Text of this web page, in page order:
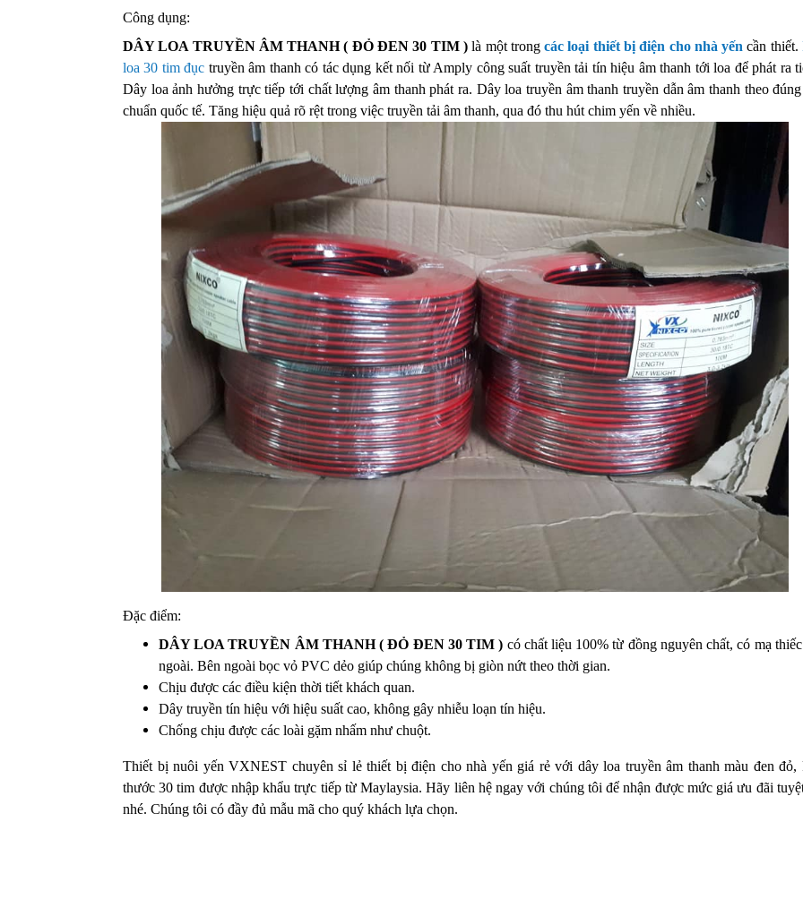
Công dụng:
DÂY LOA TRUYỀN ÂM THANH ( ĐỎ ĐEN 30 TIM )là một trongcác loại thiết bị điện cho nhà yến cần thiết.
loa 30 tim đục truyền âm thanh có tác dụng kết nối từ Amply công suất truyền tải tín hiệu âm thanh tới loa để phát ra
Dây loa ảnh hưởng trực tiếp tới chất lượng âm thanh phát ra. Dây loa truyền âm thanh truyền dẫn âm thanh theo
chuẩn quốc tế. Tăng hiệu quả rõ rệt trong việc truyền tải âm thanh, qua đó thu hút chim yến về nhiều.
Đặc điểm:
DÂY LOA TRUYỀN ÂM THANH ( ĐỎ ĐEN 30 TIM ) có chất liệu 100% từ đồng nguyên chất, có mạ
ngoài. Bên ngoài bọc vỏ PVC dẻo giúp chúng không bị giòn nứt theo thời gian.
Chịu được các điều kiện thời tiết khách quan.
Dây truyền tín hiệu với hiệu suất cao, không gây nhiễu loạn tín hiệu.
Chống chịu được các loài gặm nhấm như chuột.
Thiết bị nuôi yến VXNEST chuyên sỉ lẻ thiết bị điện cho nhà yến giá rẻ với dây loa truyền âm thanh màu đen đỏ,
thước 30 tim được nhập khẩu trực tiếp từ Maylaysia. Hãy liên hệ ngay với chúng tôi để nhận được mức giá ưu đãi
nhé. Chúng tôi có đầy đủ mẫu mã cho quý khách lựa chọn.